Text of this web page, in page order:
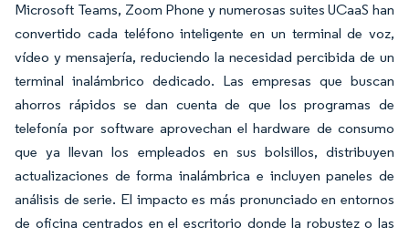
Microsoft Teams, Zoom Phone y numerosas suites UCaaS han
convertido cada teléfono inteligente en un terminal de voz,
vídeo y mensajería, reduciendo la necesidad percibida de un
terminal inalámbrico dedicado. Las empresas que buscan
ahorros rápidos se dan cuenta de que los programas de
telefonía por software aprovechan el hardware de consumo
que ya llevan los empleados en sus bolsillos, distribuyen
actualizaciones de forma inalámbrica e incluyen paneles de
análisis de serie. El impacto es más pronunciado en entornos
de oficina centrados en el escritorio donde la robustez o las